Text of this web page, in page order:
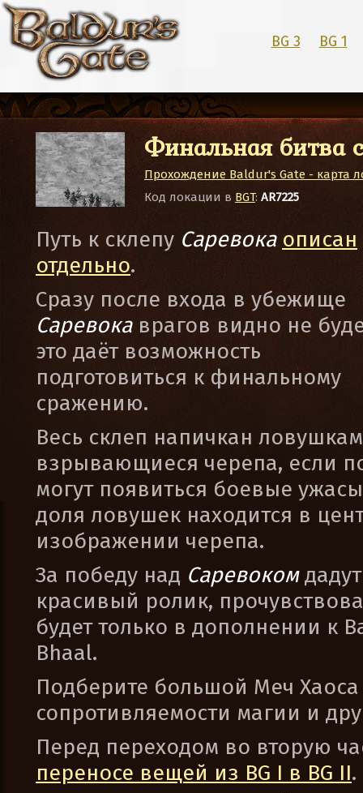
BG 3 BG 1
Финальная битва
Прохождение Baldur's Gate - карта
Код локации в BGT: AR7225
Путь к склепу Саревока описан
отдельно.
Сразу после входа в убежище
Саревокаврагов видно не
это даёт возможность
подготовиться к финальному
сражению.
Весь склеп напичкан
взрывающиеся черепа, если
могут появиться боевые
доля ловушек находится в
изображении черепа.
За победу над Саревоком
красивый ролик,
будет только в дополнении к
Bhaal.
Подберите большой Меч Хаоса
сопротивляемости магии и
Перед переходом во вторую
переносе вещей из BG I в BG II.